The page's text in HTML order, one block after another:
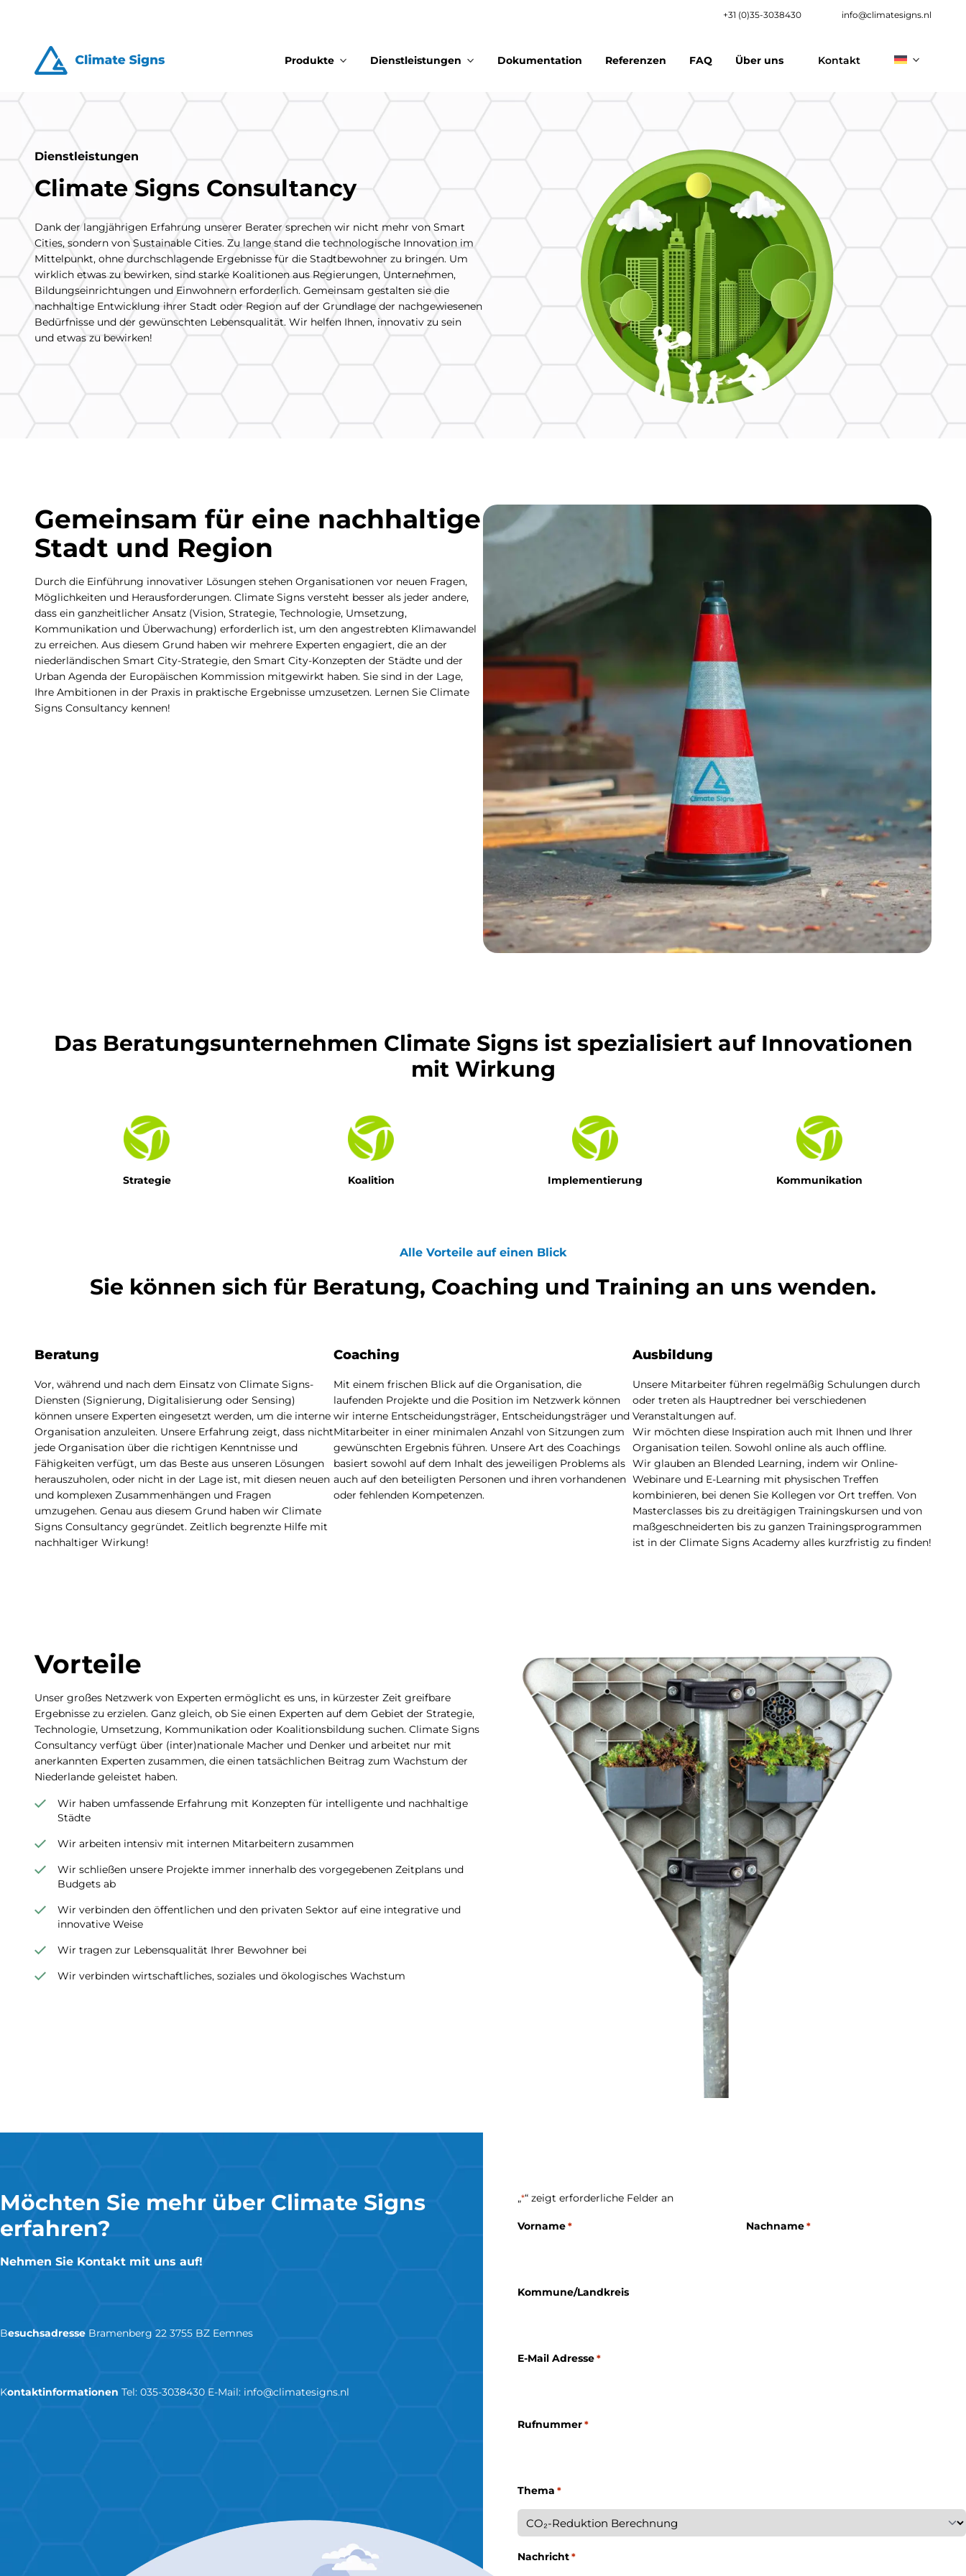
+31 (0)35-3038430 info@climatesigns.nl
Produkte Dienstleistungen Dokumentation Referenzen FAQ Über uns Kontakt
Dienstleistungen
Climate Signs Consultancy
Dank der langjährigen Erfahrung unserer Berater sprechen wir nicht mehr von Smart
Cities, sondern von Sustainable Cities. Zu lange stand die technologische Innovation im
Mittelpunkt, ohne durchschlagende Ergebnisse für die Stadtbewohner zu bringen. Um
wirklich etwas zu bewirken, sind starke Koalitionen aus Regierungen, Unternehmen,
Bildungseinrichtungen und Einwohnern erforderlich. Gemeinsam gestalten sie die
nachhaltige Entwicklung ihrer Stadt oder Region auf der Grundlage der nachgewiesenen
Bedürfnisse und der gewünschten Lebensqualität. Wir helfen Ihnen, innovativ zu sein
und etwas zu bewirken!
Gemeinsam für eine nachhaltige
Stadt und Region
Durch die Einführung innovativer Lösungen stehen Organisationen vor neuen Fragen,
Möglichkeiten und Herausforderungen. Climate Signs versteht besser als jeder andere,
dass ein ganzheitlicher Ansatz (Vision, Strategie, Technologie, Umsetzung,
Kommunikation und Überwachung) erforderlich ist, um den angestrebten Klimawandel
zu erreichen. Aus diesem Grund haben wir mehrere Experten engagiert, die an der
niederländischen Smart City-Strategie, den Smart City-Konzepten der Städte und der
Urban Agenda der Europäischen Kommission mitgewirkt haben. Sie sind in der Lage,
Ihre Ambitionen in der Praxis in praktische Ergebnisse umzusetzen. Lernen Sie Climate
Signs Consultancy kennen!
Das Beratungsunternehmen Climate Signs ist spezialisiert auf Innovationen
mit Wirkung
Strategie Koalition Implementierung Kommunikation
Alle Vorteile auf einen Blick
Sie können sich für Beratung, Coaching und Training an uns wenden.
Beratung
Vor, während und nach dem Einsatz von Climate Signs-
Diensten (Signierung, Digitalisierung oder Sensing)
können unsere Experten eingesetzt werden, um die interne
Organisation anzuleiten. Unsere Erfahrung zeigt, dass nicht
jede Organisation über die richtigen Kenntnisse und
Fähigkeiten verfügt, um das Beste aus unseren Lösungen
herauszuholen, oder nicht in der Lage ist, mit diesen neuen
und komplexen Zusammenhängen und Fragen
umzugehen. Genau aus diesem Grund haben wir Climate
Signs Consultancy gegründet. Zeitlich begrenzte Hilfe mit
nachhaltiger Wirkung!
Coaching
Mit einem frischen Blick auf die Organisation, die
laufenden Projekte und die Position im Netzwerk können
wir interne Entscheidungsträger, Entscheidungsträger und
Mitarbeiter in einer minimalen Anzahl von Sitzungen zum
gewünschten Ergebnis führen. Unsere Art des Coachings
basiert sowohl auf dem Inhalt des jeweiligen Problems als
auch auf den beteiligten Personen und ihren vorhandenen
oder fehlenden Kompetenzen.
Ausbildung
Unsere Mitarbeiter führen regelmäßig Schulungen durch
oder treten als Hauptredner bei verschiedenen
Veranstaltungen auf.
Wir möchten diese Inspiration auch mit Ihnen und Ihrer
Organisation teilen. Sowohl online als auch offline.
Wir glauben an Blended Learning, indem wir Online-
Webinare und E-Learning mit physischen Treffen
kombinieren, bei denen Sie Kollegen vor Ort treffen. Von
Masterclasses bis zu dreitägigen Trainingskursen und von
maßgeschneiderten bis zu ganzen Trainingsprogrammen
ist in der Climate Signs Academy alles kurzfristig zu finden!
Vorteile
Unser großes Netzwerk von Experten ermöglicht es uns, in kürzester Zeit greifbare
Ergebnisse zu erzielen. Ganz gleich, ob Sie einen Experten auf dem Gebiet der Strategie,
Technologie, Umsetzung, Kommunikation oder Koalitionsbildung suchen. Climate Signs
Consultancy verfügt über (inter)nationale Macher und Denker und arbeitet nur mit
anerkannten Experten zusammen, die einen tatsächlichen Beitrag zum Wachstum der
Niederlande geleistet haben.
Wir haben umfassende Erfahrung mit Konzepten für intelligente und nachhaltige
Städte
Wir arbeiten intensiv mit internen Mitarbeitern zusammen
Wir schließen unsere Projekte immer innerhalb des vorgegebenen Zeitplans und
Budgets ab
Wir verbinden den öffentlichen und den privaten Sektor auf eine integrative und
innovative Weise
Wir tragen zur Lebensqualität Ihrer Bewohner bei
Wir verbinden wirtschaftliches, soziales und ökologisches Wachstum
Möchten Sie mehr über Climate Signs
erfahren?
Nehmen Sie Kontakt mit uns auf!
Besuchsadresse Bramenberg 22 3755 BZ Eemnes
Kontaktinformationen Tel: 035-3038430 E-Mail: info@climatesigns.nl
„*“ zeigt erforderliche Felder an
Vorname * Nachname *
Kommune/Landkreis
E-Mail Adresse *
Rufnummer *
Thema *
Nachricht *